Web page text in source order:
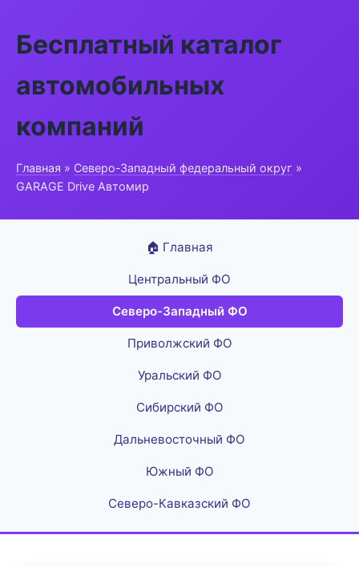
Бесплатный каталог
автомобильных
компаний
Главная » Северо-Западный федеральный округ »
GARAGE Drive Автомир
🏠 Главная
Центральный ФО
Северо-Западный ФО
Приволжский ФО
Уральский ФО
Сибирский ФО
Дальневосточный ФО
Южный ФО
Северо-Кавказский ФО